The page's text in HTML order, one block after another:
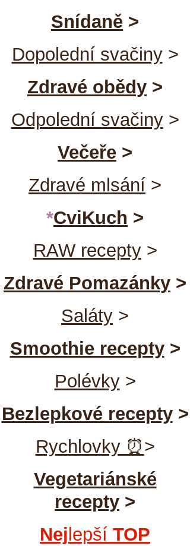
Snídaně >
Dopolední svačiny>
Zdravé obědy >
Odpolední svačiny>
Večeře >
Zdravé mlsání >
*CviKuch >
RAW recepty>
Zdravé Pomazánky >
Saláty >
Smoothie recepty>
Polévky>
Bezlepkové recepty>
Rychlovky ⏰>
Vegetariánské
recepty >
Nej lepší TOP